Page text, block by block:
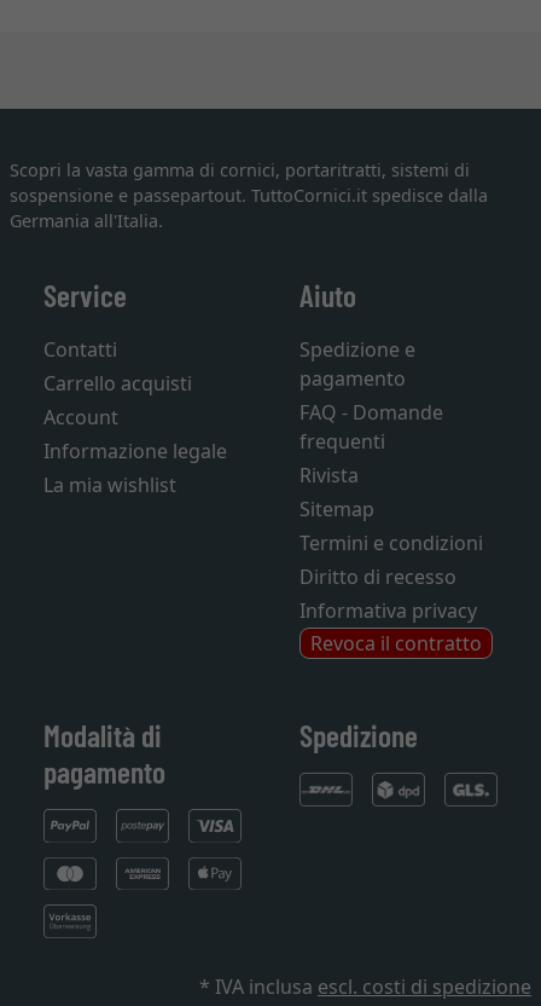
Scopri la vasta gamma di cornici, portaritratti, sistemi di
sospensione e passepartout. TuttoCornici.it spedisce dalla
Germania all'Italia.
Service
Contatti
Carrello acquisti
Account
Informazione legale
La mia wishlist
Aiuto
Spedizione e
pagamento
FAQ - Domande
frequenti
Rivista
Sitemap
Termini e condizioni
Diritto di recesso
Informativa privacy
Revoca il contratto
Modalità di
pagamento
Spedizione
* IVA inclusa escl. costi di spedizione